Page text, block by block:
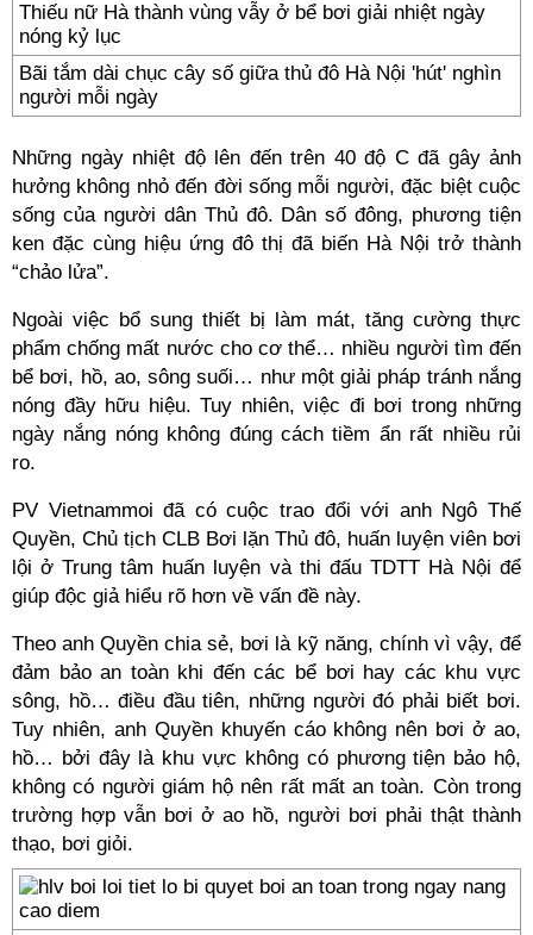
Thiếu nữ Hà thành vùng vẫy ở bể bơi giải nhiệt ngày
nóng kỷ lục
Bãi tắm dài chục cây số giữa thủ đô Hà Nội 'hút' nghìn
người mỗi ngày
Những ngày nhiệt độ lên đến trên 40 độ C đã gây ảnh
hưởng không nhỏ đến đời sống mỗi người, đặc biệt cuộc
sống của người dân Thủ đô. Dân số đông, phương tiện
ken đặc cùng hiệu ứng đô thị đã biến Hà Nội trở thành
“chảo lửa”.
Ngoài việc bổ sung thiết bị làm mát, tăng cường thực
phẩm chống mất nước cho cơ thể… nhiều người tìm đến
bể bơi, hồ, ao, sông suối… như một giải pháp tránh nắng
nóng đầy hữu hiệu. Tuy nhiên, việc đi bơi trong những
ngày nắng nóng không đúng cách tiềm ẩn rất nhiều rủi
ro.
PV Vietnammoi đã có cuộc trao đổi với anh Ngô Thế
Quyền, Chủ tịch CLB Bơi lặn Thủ đô, huấn luyện viên bơi
lội ở Trung tâm huấn luyện và thi đấu TDTT Hà Nội để
giúp độc giả hiểu rõ hơn về vấn đề này.
Theo anh Quyền chia sẻ, bơi là kỹ năng, chính vì vậy, để
đảm bảo an toàn khi đến các bể bơi hay các khu vực
sông, hồ… điều đầu tiên, những người đó phải biết bơi.
Tuy nhiên, anh Quyền khuyến cáo không nên bơi ở ao,
hồ… bởi đây là khu vực không có phương tiện bảo hộ,
không có người giám hộ nên rất mất an toàn. Còn trong
trường hợp vẫn bơi ở ao hồ, người bơi phải thật thành
thạo, bơi giỏi.